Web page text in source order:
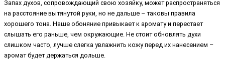
Запах духов, сопровождающий свою хозяйку, может распространяться
на расстояние вытянутой руки, но не дальше – таковы правила
хорошего тона. Наше обоняние привыкает к аромату и перестает
слышать его раньше, чем окружающие. Не стоит обновлять духи
слишком часто, лучше слегка увлажнить кожу перед их нанесением –
аромат будет держаться дольше.